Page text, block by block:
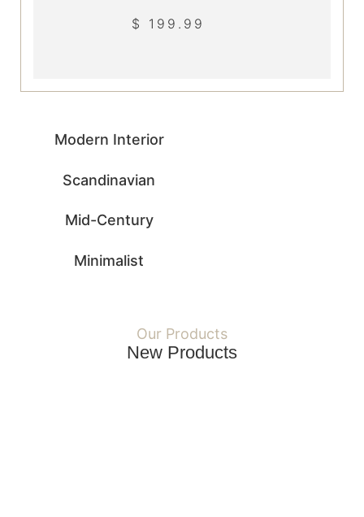
$ 199.99
Modern Interior
Scandinavian
Mid-Century
Minimalist
Our Products
New Products